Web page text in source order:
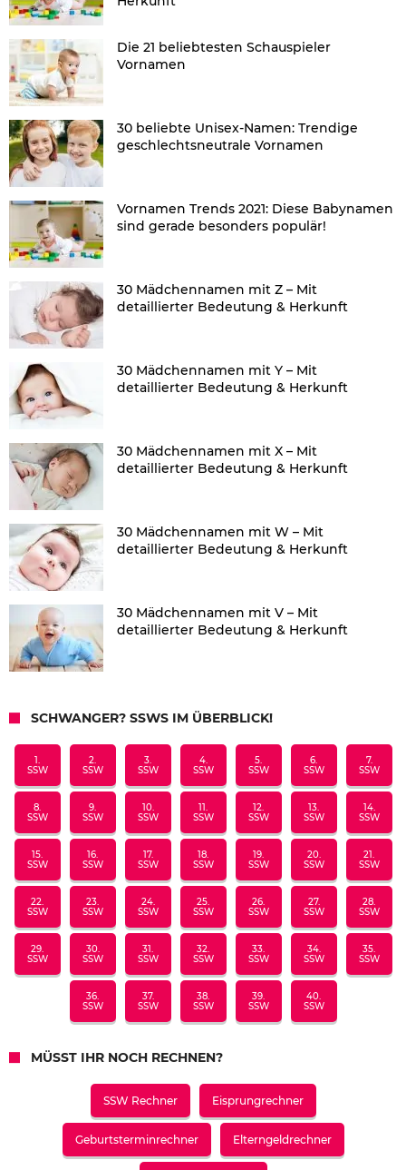
Die 21 beliebtesten Schauspieler
Vornamen
30 beliebte Unisex-Namen: Trendige
geschlechtsneutrale Vornamen
Vornamen Trends 2021: Diese Babynamen
sind gerade besonders populär!
30 Mädchennamen mit Z – Mit
detaillierter Bedeutung & Herkunft
30 Mädchennamen mit Y – Mit
detaillierter Bedeutung & Herkunft
30 Mädchennamen mit X – Mit
detaillierter Bedeutung & Herkunft
30 Mädchennamen mit W – Mit
detaillierter Bedeutung & Herkunft
30 Mädchennamen mit V – Mit
detaillierter Bedeutung & Herkunft
SCHWANGER? SSWS IM ÜBERBLICK!
1.
SSW
2.
SSW
3.
SSW
4.
SSW
5.
SSW
6.
SSW
7.
SSW
8.
SSW
9.
SSW
10.
SSW
11.
SSW
12.
SSW
13.
SSW
14.
SSW
15.
SSW
16.
SSW
17.
SSW
18.
SSW
19.
SSW
20.
SSW
21.
SSW
22.
SSW
23.
SSW
24.
SSW
25.
SSW
26.
SSW
27.
SSW
28.
SSW
29.
SSW
30.
SSW
31.
SSW
32.
SSW
33.
SSW
34.
SSW
35.
SSW
36.
SSW
37.
SSW
38.
SSW
39.
SSW
40.
SSW
MÜSST IHR NOCH RECHNEN?
SSW Rechner Eisprungrechner
Geburtsterminrechner Elterngeldrechner